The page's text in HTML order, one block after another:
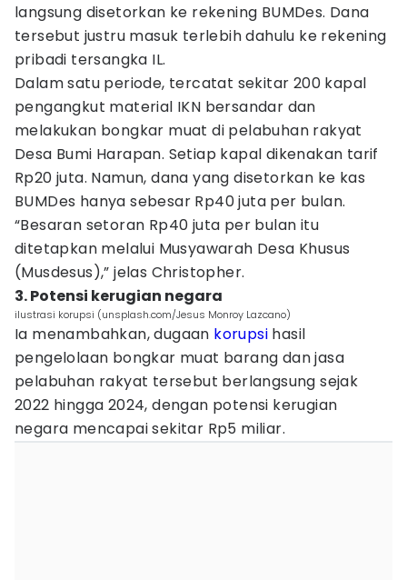
langsung disetorkan ke rekening BUMDes. Dana
tersebut justru masuk terlebih dahulu ke rekening
pribadi tersangka IL.
Dalam satu periode, tercatat sekitar 200 kapal
pengangkut material IKN bersandar dan
melakukan bongkar muat di pelabuhan rakyat
Desa Bumi Harapan. Setiap kapal dikenakan tarif
Rp20 juta. Namun, dana yang disetorkan ke kas
BUMDes hanya sebesar Rp40 juta per bulan.
“Besaran setoran Rp40 juta per bulan itu
ditetapkan melalui Musyawarah Desa Khusus
(Musdesus),” jelas Christopher.
3. Potensi kerugian negara
ilustrasi korupsi (unsplash.com/Jesus Monroy Lazcano)
Ia menambahkan, dugaan korupsi hasil
pengelolaan bongkar muat barang dan jasa
pelabuhan rakyat tersebut berlangsung sejak
2022 hingga 2024, dengan potensi kerugian
negara mencapai sekitar Rp5 miliar.